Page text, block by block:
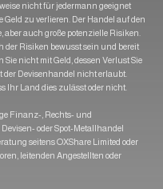
nicht für jedermann geeignet
Geld zu verlieren. Der Handel auf den
auch große potenzielle Risiken.
der Risiken bewusst sein und bereit
nicht mit Geld, dessen Verlust Sie
Devisenhandel nicht erlaubt.
Ihr Land dies zulässt oder nicht.
Finanz-, Rechts- und
oder Spot-Metallhandel
seitens OXShare Limited oder
leitenden Angestellten oder